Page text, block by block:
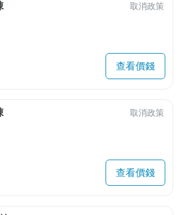
取消政策
查看價錢
取消政策
查看價錢